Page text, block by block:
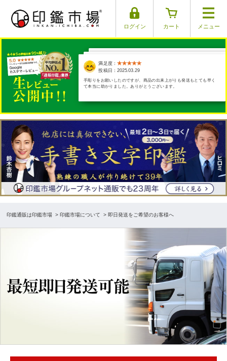
ログイン カート メニュー
満足度：
投稿日：2025.03.26
満足度：
投稿日：2025.03.29
手彫りをお願いしたのですが、商品の出来上がりも発送もとても早く
て本当に助かりました。ありがとうございます。
満足度：
投稿日：2025.03.17
満足度：
投稿日：2025.03.30
満足度：
投稿日：2025.04.01
印鑑通販は印鑑市場 >印鑑市場について > 即日発送をご希望のお客様へ